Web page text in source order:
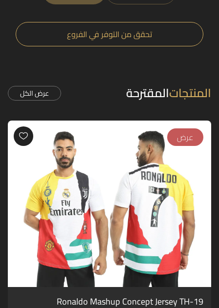
تحقق من التوفر في الفروع
المنتجاتالمقترحة عرض الكل
عرض
Ronaldo Mashup Concept Jersey TH-19